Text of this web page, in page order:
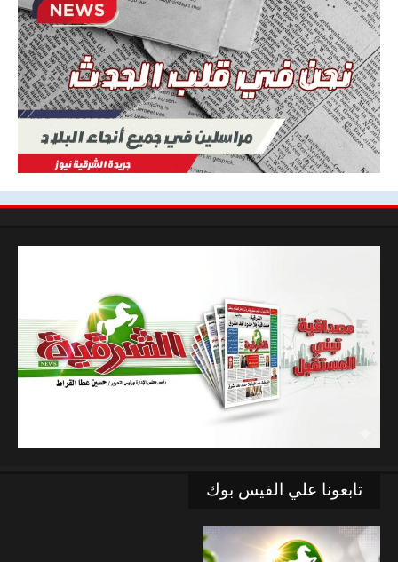
تابعونا علي الفيس بوك